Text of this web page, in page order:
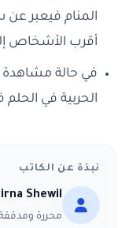
المنام فيعبر عن
أقرب الأشخاص
في حالة مشاهدة
الحربية في
نبذة عن الكاتب
Shewil
محررة